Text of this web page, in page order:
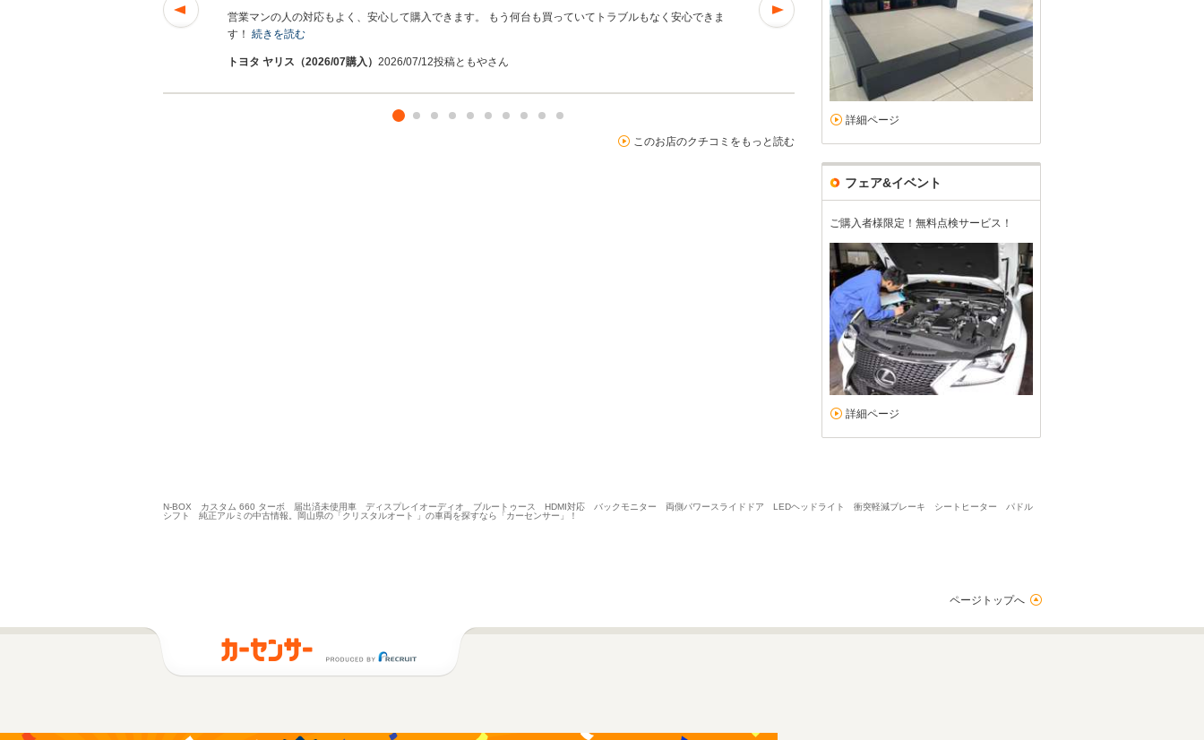
営業マンの人の対応もよく、安心して購入できます。 もう何台も買っていてトラブルもなく安心できま
す！ 続きを読む
トヨタ ヤリス（2026/07購入） 2026/07/12投稿ともやさん
担当者の方の誠実なご対応が凄く良かったです。 次もこの方から購入
レクサス LBX（2026/07購入）2026/07/04投稿
このお店のクチコミをもっと読む
詳細ページ
フェア&イベント
ご購入者様限定！無料点検サービス！
詳細ページ
N-BOX カスタム 660 ターボ 届出済未使用車 ディスプレイオーディオ ブルートゥース HDMI対応 バックモニター 両側パワースライドドア LEDヘッドライト 衝突軽減ブレーキ シートヒーター パドル
シフト 純正アルミの中古情報。岡山県の「クリスタルオート 」の車両を探すなら「カーセンサー」！
ページトップへ